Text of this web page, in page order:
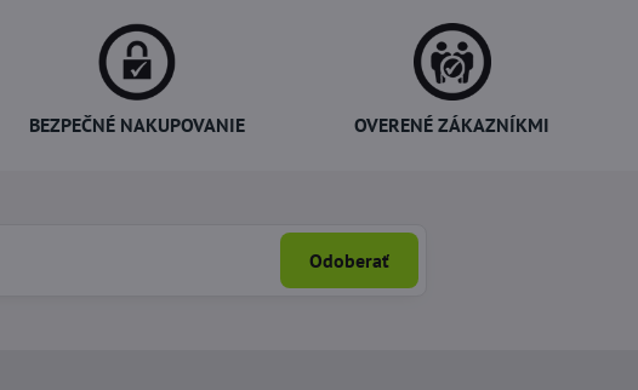
BEZPEČNÉ NAKUPOVANIE OVERENÉ ZÁKAZNÍKMI
Odoberať